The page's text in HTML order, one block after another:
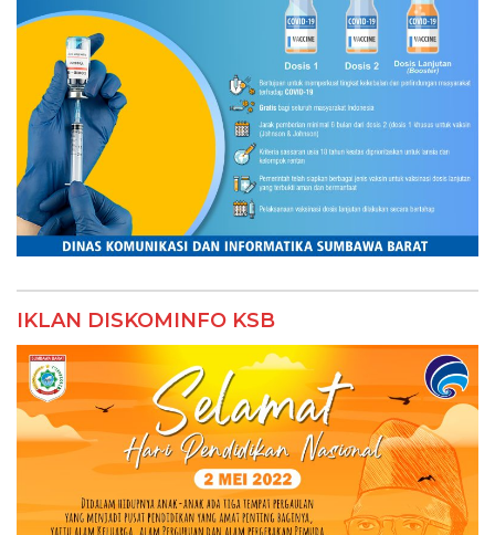
IKLAN DISKOMINFO KSB